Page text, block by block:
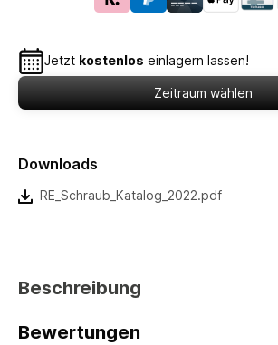
Jetzt kostenlos einlagern lassen!
Zeitraum wählen
Downloads
RE_Schraub_Katalog_2022.pdf
Beschreibung
Bewertungen